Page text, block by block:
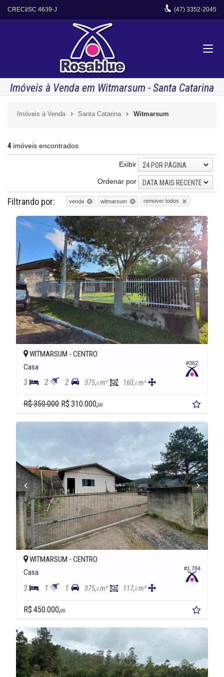
CRECI/SC 4639-J (47) 3352-2045
Imóveis à Venda em Witmarsum - Santa Catarina
Imóveis à Venda Santa Catarina Witmarsum
4 imóveis encontrados
Exibir
24 POR PÁGINA
Ordenar por
DATA MAIS RECENTE
Filtrando por: venda witmarsum remover todos
#362
WITMARSUM - CENTRO
Casa
3 2 2 375,0 m² 160,0 m²
R$ 350.000 R$ 310.000,00
#1.784
WITMARSUM - CENTRO
Casa
3 1 1 375,0 m² 117,0 m²
R$ 450.000,00